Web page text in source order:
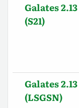
Galates 2.13
(S21)
Galates 2.13
(LSGSN)